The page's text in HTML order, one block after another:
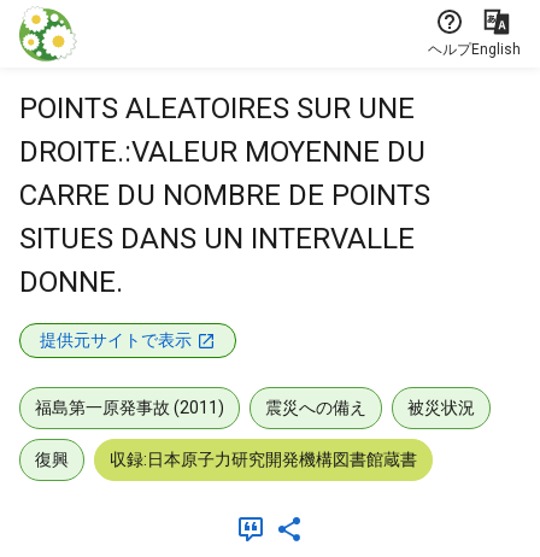
本文に飛ぶ
ヘルプEnglish
POINTS ALEATOIRES SUR UNE
DROITE.:VALEUR MOYENNE DU
CARRE DU NOMBRE DE POINTS
SITUES DANS UN INTERVALLE
DONNE.
提供元サイトで表示
福島第一原発事故 (2011) 震災への備え 被災状況
復興 収録:日本原子力研究開発機構図書館蔵書